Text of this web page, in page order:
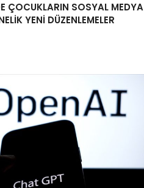
ÇOCUKLARIN SOSYAL MEDYA
YENİ DÜZENLEMELER